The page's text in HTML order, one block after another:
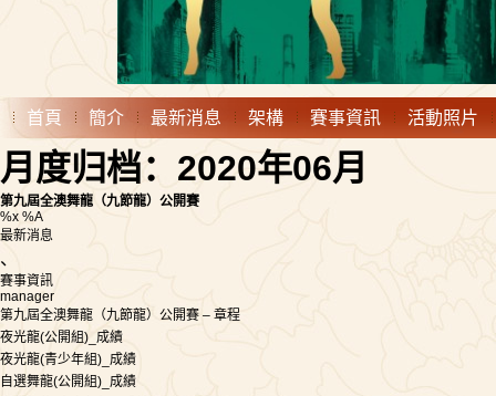
首頁 簡介 最新消息 架構 賽事資訊 活動照片
月度归档：2020年06月
第九屆全澳舞龍（九節龍）公開賽
%x %A
最新消息
、
賽事資訊
manager
第九屆全澳舞龍（九節龍）公開賽 – 章程
夜光龍(公開組)_成績
夜光龍(青少年組)_成績
自選舞龍(公開組)_成績